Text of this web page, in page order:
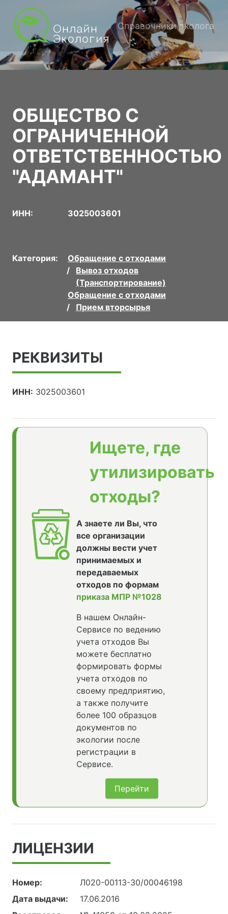
Справочники эколога
ОБЩЕСТВО С
ОГРАНИЧЕННОЙ
ОТВЕТСТВЕННОСТЬЮ
"АДАМАНТ"
ИНН: 3025003601
Категория:
Обращение с отходами
Вывоз отходов
(Транспортирование)
Обращение с отходами
Прием вторсырья
РЕКВИЗИТЫ
ИНН: 3025003601
Ищете, где
утилизировать
отходы?
А знаете ли Вы, что
все организации
должны вести учет
принимаемых и
передаваемых
отходов по формам
приказа МПР №1028
В нашем Онлайн-
Сервисе по ведению
учета отходов Вы
можете бесплатно
формировать формы
учета отходов по
своему предприятию,
а также получите
более 100 образцов
документов по
экологии после
регистрации в
Сервисе.
Перейти
ЛИЦЕНЗИИ
Номер:
Л020-00113-30/00046198
Дата выдачи:
17.06.2016